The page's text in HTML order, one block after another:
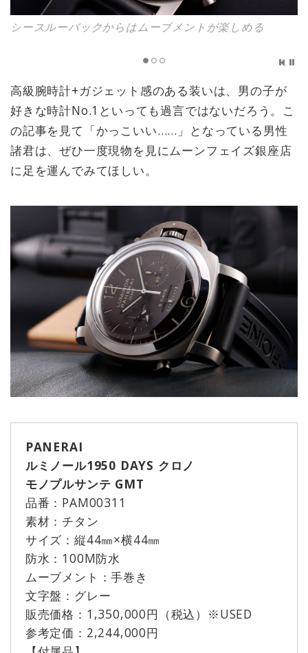
シースルーバックからはムーブメントが楽しめる
高級腕時計+ガジェット感のある装いは、男の子が
好きな時計No.1といっても過言ではないだろう。こ
の記事を見て「かっこいい……」となっている男性
諸君は、ぜひ一度現物を見にムーンフェイズ銀座店
に足を運んでみてほしい。
PANERAI
ルミノール1950 DAYS クロノ
モノプルサンテ GMT
品番：PAM00311
素材：チタン
サイズ：縦44㎜×横44㎜
防水：100M防水
ムーブメント：手巻き
文字盤：グレー
販売価格：1,350,000円（税込）※USED
参考定価：2,244,000円